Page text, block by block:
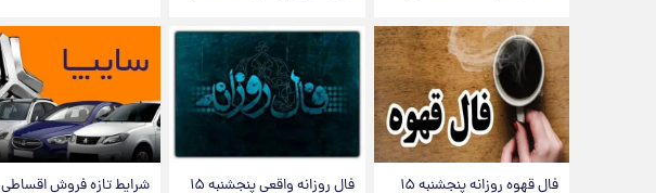
فال قهوه روزانه پنجشنبه ۱۵ فال روزانه واقعی پنجشنبه ۱۵ شرایط تازه فروش اقساطی